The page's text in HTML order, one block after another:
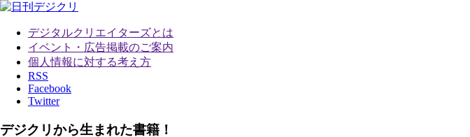
デジタルクリエイターズとは
イベント・広告掲載のご案内
個人情報に対する考え方
RSS
Facebook
Twitter
デジクリから生まれた書籍！